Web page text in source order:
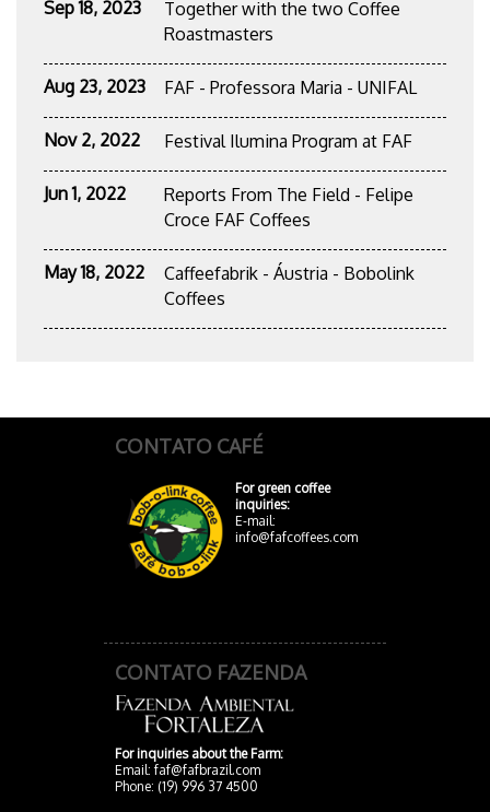
Sep 18, 2023
Together with the two Coffee
Roastmasters
Aug 23, 2023 FAF - Professora Maria - UNIFAL
Nov 2, 2022 Festival Ilumina Program at FAF
Jun 1, 2022
Reports From The Field - Felipe
Croce FAF Coffees
May 18, 2022
Caffeefabrik - Áustria - Bobolink
Coffees
CONTATO CAFÉ
For green coffee
inquiries:
E-mail:
info@fafcoffees.com
CONTATO FAZENDA
For inquiries about the Farm:
Email: faf@fafbrazil.com
Phone: (19) 996 37 4500